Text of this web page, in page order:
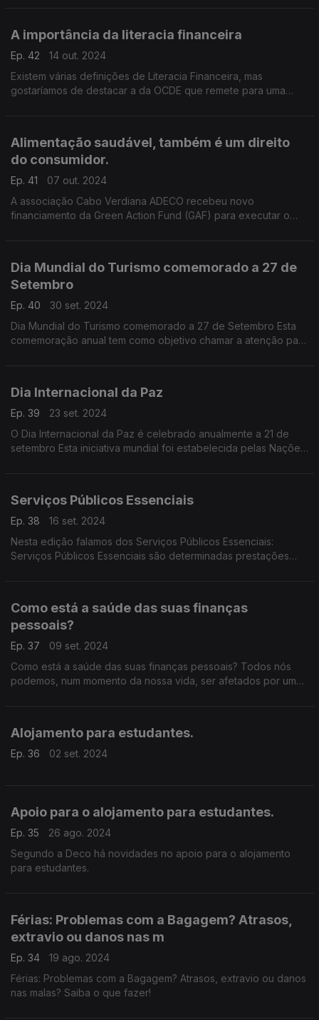
A importância da literacia financeira
Ep. 42
14 out. 2024
Existem várias definições de Literacia Financeira, mas
gostaríamos de destacar a da OCDE que remete para uma
Alimentação saudável, também é um direito
do consumidor.
Ep. 41
07 out. 2024
A associação Cabo Verdiana ADECO recebeu novo
financiamento da Green Action Fund (GAF) para executar o
Dia Mundial do Turismo comemorado a 27 de
Setembro
Ep. 40
30 set. 2024
Dia Mundial do Turismo comemorado a 27 de Setembro Esta
comemoração anual tem como objetivo chamar a atenção para
Dia Internacional da Paz
Ep. 39
23 set. 2024
O Dia Internacional da Paz é celebrado anualmente a 21 de
setembro Esta iniciativa mundial foi estabelecida pelas Nações
Serviços Públicos Essenciais
Ep. 38
16 set. 2024
Nesta edição falamos dos Serviços Públicos Essenciais:
Serviços Públicos Essenciais são determinadas prestações
Como está a saúde das suas finanças
pessoais?
Ep. 37
09 set. 2024
Como está a saúde das suas finanças pessoais? Todos nós
podemos, num momento da nossa vida, ser afetados por uma
Alojamento para estudantes.
Ep. 36 02 set. 2024
Apoio para o alojamento para estudantes.
Ep. 35
26 ago. 2024
Segundo a Deco há novidades no apoio para o alojamento
para estudantes.
Férias: Problemas com a Bagagem? Atrasos,
extravio ou danos nas m
Ep. 34
19 ago. 2024
Férias: Problemas com a Bagagem? Atrasos, extravio ou danos
nas malas? Saiba o que fazer!